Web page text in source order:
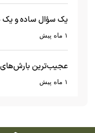
یک سؤال ساده و یک
بیگ‌بنگ و آغاز۱ ماه پیش
عجیب‌ترین بارش‌های
گران‌قیمت تا بارش۱ ماه پیش